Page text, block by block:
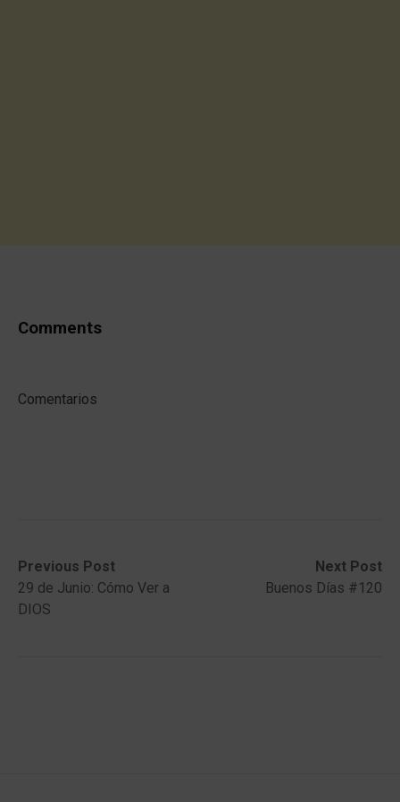
Comments
Comentarios
Post
navigation
Previous Post
Previous
post:29 de Junio: Cómo Ver a
DIOS
Next Post
Next
post:
Buenos Días #120